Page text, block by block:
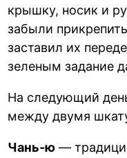
крышку, носик и
забыли
заставил их
зеленым задание
На следующий
между двумя
Чань-ю —